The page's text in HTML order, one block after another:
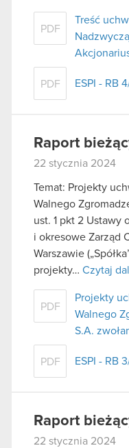
PDF
Treść
PDF ESPI - RB
Raport
22 stycznia 2024
Temat: Projekty
Walnego
ust. 1 pkt 2 Ustawy
i okresowe Zarząd
Warszawie
projekty… Czytaj
PDF
Projekty
Walnego
S.A.
PDF ESPI - RB
Raport
22 stycznia 2024